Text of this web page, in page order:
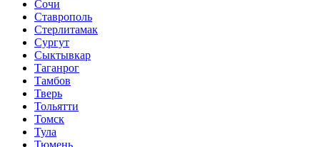
Сочи
Ставрополь
Стерлитамак
Сургут
Сыктывкар
Таганрог
Тамбов
Тверь
Тольятти
Томск
Тула
Тюмень